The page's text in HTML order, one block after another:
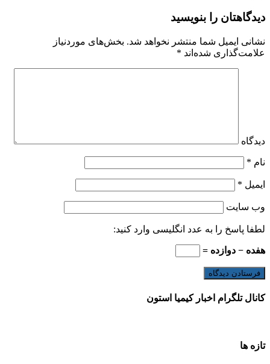
دیدگاهتان را بنویسید
نشانی ایمیل شما منتشر نخواهد شد. بخش‌های موردنیاز
علامت‌گذاری شده‌اند *
دیدگاه
نام *
ایمیل *
وب‌ سایت
لطفا پاسخ را به عدد انگلیسی وارد کنید:
هفده − دوازده =
کانال تلگرام اخبار کیمیا استون
تازه ها